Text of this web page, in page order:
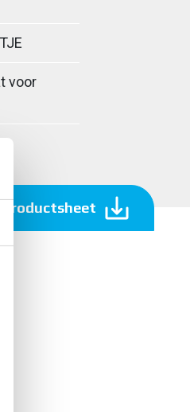
voor
productsheet